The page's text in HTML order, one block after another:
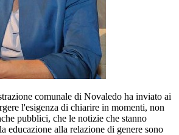
comunale di Novaledo ha inviato ai
l'esigenza di chiarire in momenti, non
pubblici, che le notizie che stanno
educazione alla relazione di genere sono